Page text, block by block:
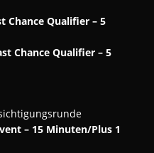
Chance Qualifier – 5
Chance Qualifier – 5
– 15 Minuten/Plus 1